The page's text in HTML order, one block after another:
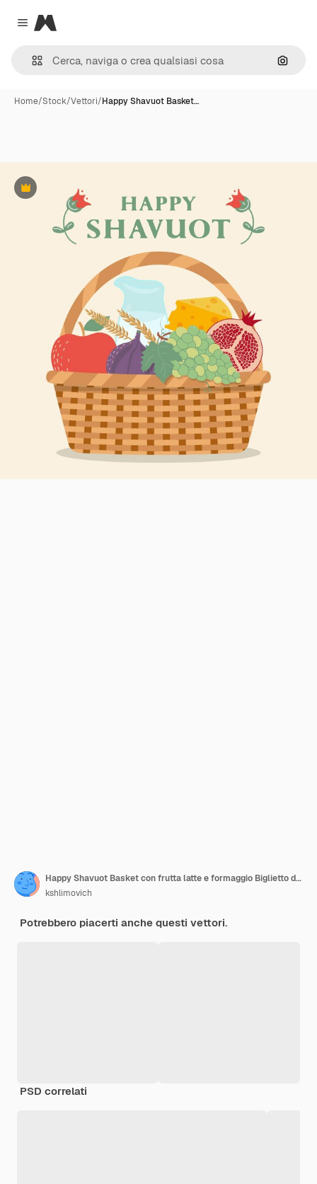
Close menu
Magnific
Cerca
Home/Stock/Vettori/Happy Shavuot Basket…
Premium
Happy Shavuot Basket con frutta latte e formaggio Biglietto di auguri shavuot per le festività ebraiche
kshlimovich
Potrebbero piacerti anche questi vettori.
PSD correlati